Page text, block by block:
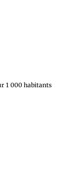
1 000 habitants